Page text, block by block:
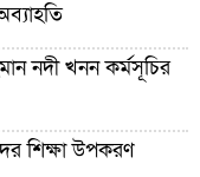
নদী খনন কর্মসূচির
শিক্ষা উপকরণ